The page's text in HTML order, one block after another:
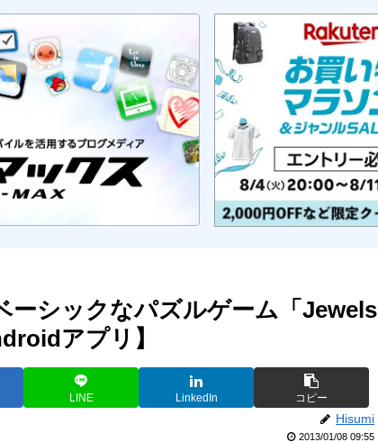
ーシックなパズルゲーム「Jewels
アプリ】
LINE LinkedIn コピー
Hisumi
2013/01/08 09:55